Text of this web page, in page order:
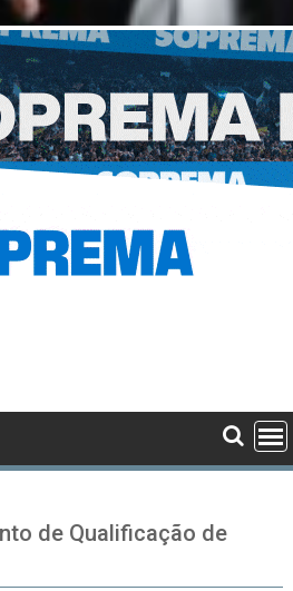
de Qualificação de